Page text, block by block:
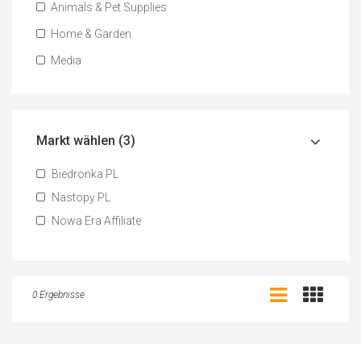
Animals & Pet Supplies
Home & Garden
Media
Markt wählen (3)
Biedronka PL
Nastopy PL
Nowa Era Affiliate
0 Ergebnisse